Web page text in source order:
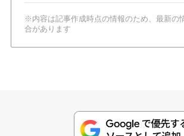
※内容は記事作成時点の情報のため、最新の
合があります